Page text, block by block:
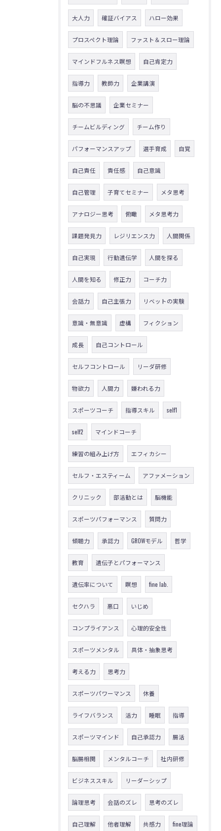
大人力 確証バイアス ハロー効果
プロスペクト理論 ファスト＆スロー理論
マインドフルネス瞑想 自己肯定力
指導力 教師力 企業講演
脳の不思議 企業セミナー
チームビルディング チーム作り
パフォーマンスアップ 選手育成 自覚
自己責任 責任感 自己意識
自己管理 子育てセミナー メタ思考
アナロジー思考 俯瞰 メタ思考力
課題発見力 レジリエンス力 人間関係
自己実現 行動遺伝学 人間を探る
人間を知る 修正力 コーチ力
会話力 自己主張力 リベットの実験
意識・無意識 虚構 フィクション
成長 自己コントロール
セルフコントロール リーダ研修
物欲力 人間力 嫌われる力
スポーツコーチ 指導スキル self1
self2 マインドコーチ
練習の組み上げ方 エフィカシー
セルフ・エスティーム アファメーション
クリニック 部活動とは 脳機能
スポーツパフォーマンス 質問力
傾聴力 承認力 GROWモデル 哲学
教育 遺伝子とパフォーマンス
遺伝率について 瞑想 fine lab.
セクハラ 悪口 いじめ
コンプライアンス 心理的安全性
スポーツメンタル 具体・抽象思考
考える力 思考力
スポーツパワーマンス 休養
ライフバランス 活力 睡眠 指導
スポーツマインド 自己承認力 腸活
脳腸相関 メンタルコーチ 社内研修
ビジネススキル リーダーシップ
論理思考 会話のズレ 思考のズレ
自己理解 他者理解 共感力 fine理論